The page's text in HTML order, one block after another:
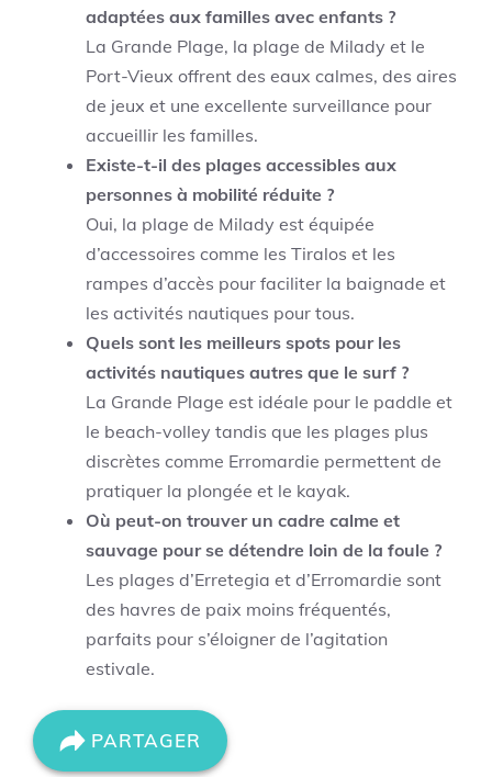
adaptées aux familles avec enfants ?
La Grande Plage, la plage de Milady et le
Port-Vieux offrent des eaux calmes, des aires
de jeux et une excellente surveillance pour
accueillir les familles.
Existe-t-il des plages accessibles aux
personnes à mobilité réduite ?
Oui, la plage de Milady est équipée
d’accessoires comme les Tiralos et les
rampes d’accès pour faciliter la baignade et
les activités nautiques pour tous.
Quels sont les meilleurs spots pour les
activités nautiques autres que le surf ?
La Grande Plage est idéale pour le paddle et
le beach-volley tandis que les plages plus
discrètes comme Erromardie permettent de
pratiquer la plongée et le kayak.
Où peut-on trouver un cadre calme et
sauvage pour se détendre loin de la foule ?
Les plages d’Erretegia et d’Erromardie sont
des havres de paix moins fréquentés,
parfaits pour s’éloigner de l’agitation
estivale.
PARTAGER